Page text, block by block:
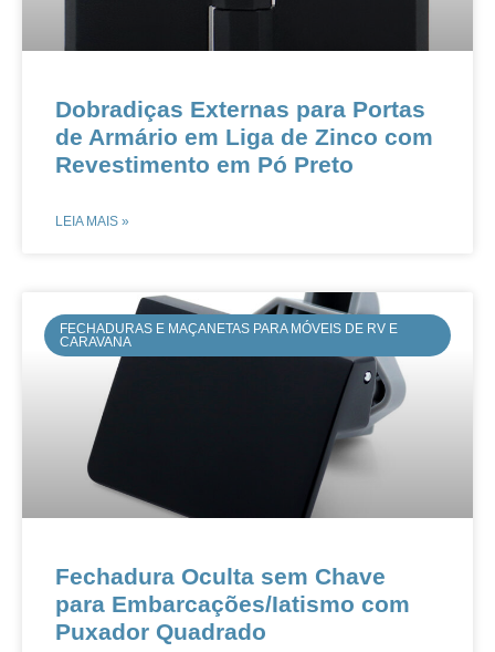
​​​​​​​​​​Dobradiças Externas para Portas
de Armário em Liga de Zinco com
Revestimento em Pó Preto
LEIA MAIS »
FECHADURAS E MAÇANETAS PARA MÓVEIS DE RV E
CARAVANA
​​Fechadura Oculta sem Chave
para Embarcações/Iatismo com
Puxador Quadrado​​